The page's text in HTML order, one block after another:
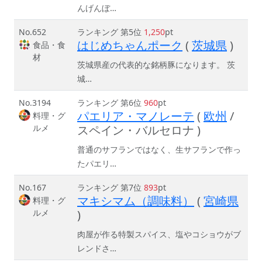
んげんぼ…
No.652
食品・食
材
ランキング 第5位 1,250pt
はじめちゃんポーク ( 茨城県 )
茨城県産の代表的な銘柄豚になります。 茨
城…
No.3194
料理・グ
ルメ
ランキング 第6位 960pt
パエリア・マノレーテ ( 欧州 /
スペイン・バルセロナ )
普通のサフランではなく、生サフランで作っ
たパエリ…
No.167
料理・グ
ルメ
ランキング 第7位 893pt
マキシマム（調味料） ( 宮崎県
)
肉屋が作る特製スパイス、塩やコショウがブ
レンドさ…